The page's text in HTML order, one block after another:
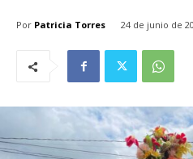
Por Patricia Torres 24 de junio de